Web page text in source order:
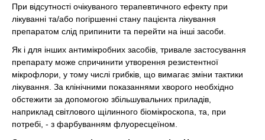
При відсутності очікуваного терапевтичного ефекту при
лікуванні та/або погіршенні стану пацієнта лікування
препаратом слід припинити та перейти на інші засоби.
Як і для інших антимікробних засобів, тривале застосування
препарату може спричинити утворення резистентної
мікрофлори, у тому числі грибків, що вимагає зміни тактики
лікування. За клінічними показаннями хворого необхідно
обстежити за допомогою збільшувальних приладів,
наприклад світлового щілинного біомікроскопа, та, при
потребі, - з фарбуванням флуоресцеїном.